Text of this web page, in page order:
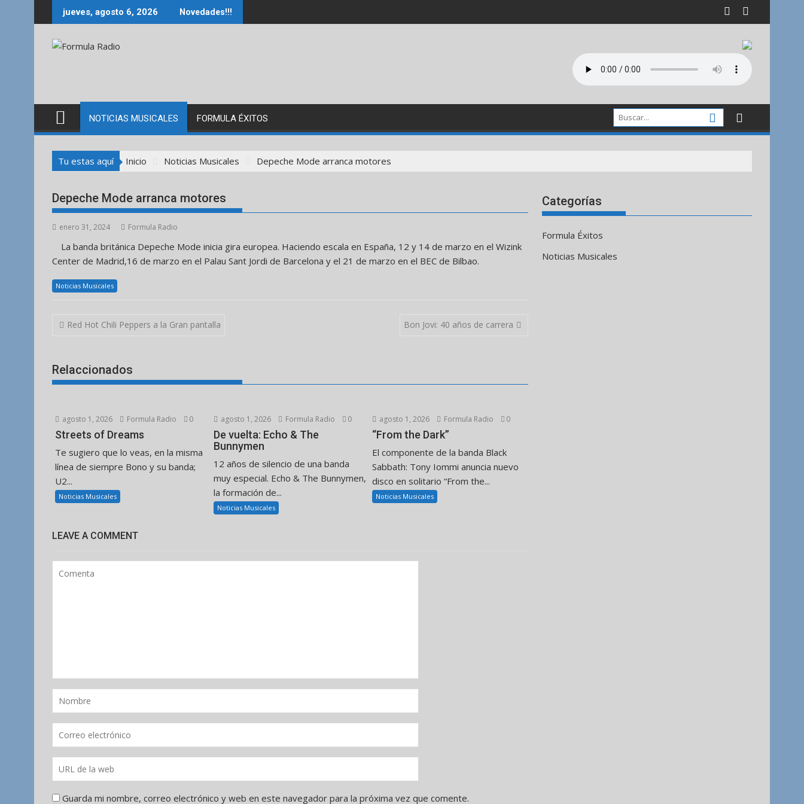
al
jueves, agosto 6, 2026 Novedades!!!
NOTICIAS MUSICALES FORMULA ÉXITOS
Tu estas aquí Inicio Noticias Musicales Depeche Mode arranca motores
Depeche Mode arranca motores
enero 31, 2024 Formula Radio
La banda británica Depeche Mode inicia gira europea. Haciendo escala en España, 12 y 14 de marzo en el Wizink
Center de Madrid,16 de marzo en el Palau Sant Jordi de Barcelona y el 21 de marzo en el BEC de Bilbao.
Noticias Musicales
Navegación
Red Hot Chili Peppers a la Gran pantalla Bon Jovi: 40 años de carrera
Relaccionados
agosto 1, 2026 Formula Radio 0
Streets of Dreams
Te sugiero que lo veas, en la misma
línea de siempre Bono y su banda;
U2...
Noticias Musicales
agosto 1, 2026 Formula Radio 0
De vuelta: Echo & The
Bunnymen
12 años de silencio de una banda
muy especial. Echo & The Bunnymen,
la formación de...
Noticias Musicales
agosto 1, 2026 Formula Radio 0
“From the Dark”
El componente de la banda Black
Sabbath: Tony Iommi anuncia nuevo
disco en solitario “From the...
Noticias Musicales
LEAVE A COMMENT
Guarda mi nombre, correo electrónico y web en este navegador para la próxima vez que comente.
Categorías
Formula Éxitos
Noticias Musicales